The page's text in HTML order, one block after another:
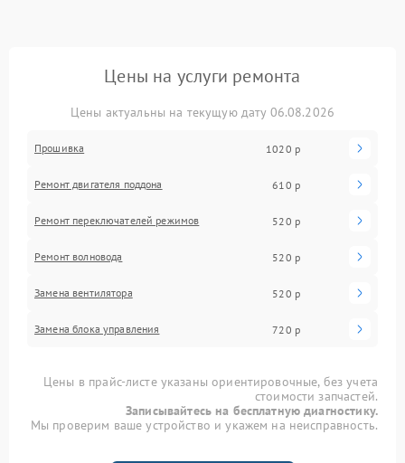
Цены на услуги ремонта
Цены актуальны на текущую дату 06.08.2026
Прошивка 1020 р
Ремонт двигателя поддона 610 р
Ремонт переключателей режимов 520 р
Ремонт волновода 520 р
Замена вентилятора 520 р
Замена блока управления 720 р
Цены в прайс-листе указаны ориентировочные, без учета
стоимости запчастей.
Записывайтесь на бесплатную диагностику.
Мы проверим ваше устройство и укажем на неисправность.